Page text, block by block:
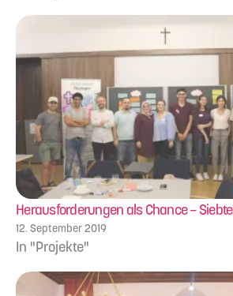
Herausforderungen als Chance –
12. September 2019
In "Projekte"